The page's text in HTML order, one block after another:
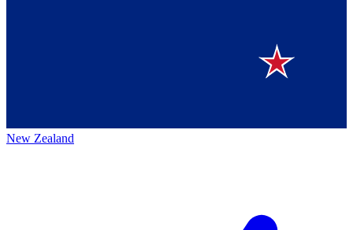
New Zealand